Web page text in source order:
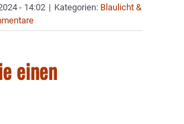
- 14:02 | Kategorien: Blaulicht &
einen